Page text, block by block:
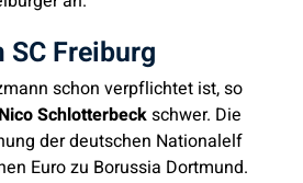
Freiburg
schon verpflichtet ist, so
Nico Schlotterbeckschwer. Die
der deutschen Nationalelf
Euro zu Borussia Dortmund.